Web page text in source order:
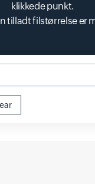
klikkede punkt.
tilladt filstørrelse er